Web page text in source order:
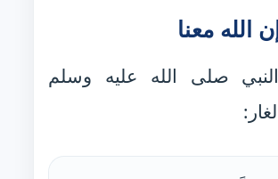
الله معنا
صلى الله عليه وسلم